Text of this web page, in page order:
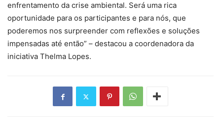
enfrentamento da crise ambiental. Será uma rica
oportunidade para os participantes e para nós, que
poderemos nos surpreender com reflexões e soluções
impensadas até então” – destacou a coordenadora da
iniciativa Thelma Lopes.